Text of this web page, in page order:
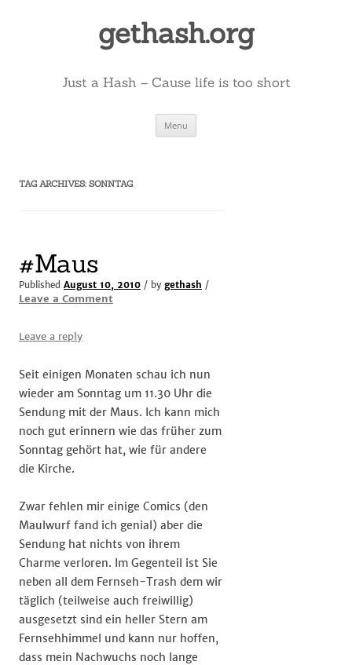
gethash.org
Just a Hash – Cause life is too short
Menu
TAG ARCHIVES: SONNTAG
#Maus
Published August 10, 2010 / by gethash /
Leave a Comment
Leave a reply
Seit einigen Monaten schau ich nun
wieder am Sonntag um 11.30 Uhr die
Sendung mit der Maus. Ich kann mich
noch gut erinnern wie das früher zum
Sonntag gehört hat, wie für andere
die Kirche.
Zwar fehlen mir einige Comics (den
Maulwurf fand ich genial) aber die
Sendung hat nichts von ihrem
Charme verloren. Im Gegenteil ist Sie
neben all dem Fernseh-Trash dem wir
täglich (teilweise auch freiwillig)
ausgesetzt sind ein heller Stern am
Fernsehhimmel und kann nur hoffen,
dass mein Nachwuchs noch lange